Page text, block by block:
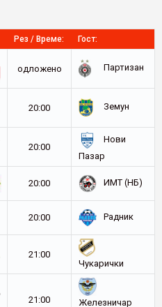
Рез / Време: Гост:
oдложено
Партизан
20:00
Земун
20:00
Нови
Пазар
20:00 ИМТ (НБ)
20:00 Радник
21:00
Чукарички
21:00
Железничар